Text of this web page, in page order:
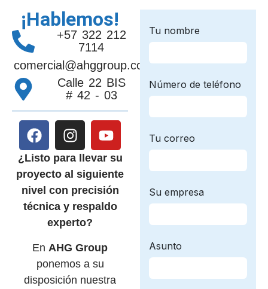
¡Hablemos!
+57 322 212
7114
comercial@ahggroup.com.co
Calle 22 BIS
# 42 - 03
¿Listo para llevar su
proyecto al siguiente
nivel con precisión
técnica y respaldo
experto?
En AHG Group
ponemos a su
disposición nuestra